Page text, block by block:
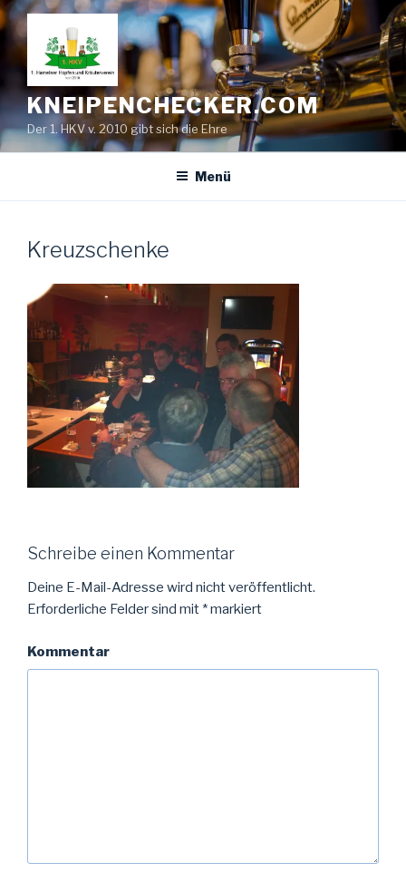
Zum
Inhalt
springen
KNEIPENCHECKER.COM
Der 1. HKV v. 2010 gibt sich die Ehre
Menü
Kreuzschenke
Schreibe einen Kommentar
Deine E-Mail-Adresse wird nicht veröffentlicht.
Erforderliche Felder sind mit *markiert
Kommentar